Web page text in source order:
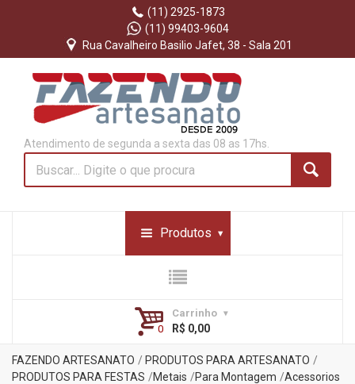
(11) 2925-1873
(11) 99403-9604
Rua Cavalheiro Basilio Jafet, 38 - Sala 201
Atendimento de segunda a sexta das 08 as 17hs.
Produtos
Carrinho
R$ 0,00
FAZENDO ARTESANATO
PRODUTOS PARA ARTESANATO
PRODUTOS PARA FESTAS
Metais Para Montagem Acessorios